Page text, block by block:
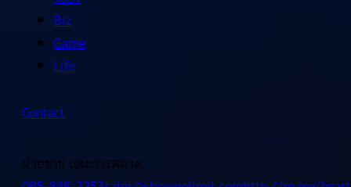
Biz
Game
Life
Contact
ฝ่ายขาย และการตลาด